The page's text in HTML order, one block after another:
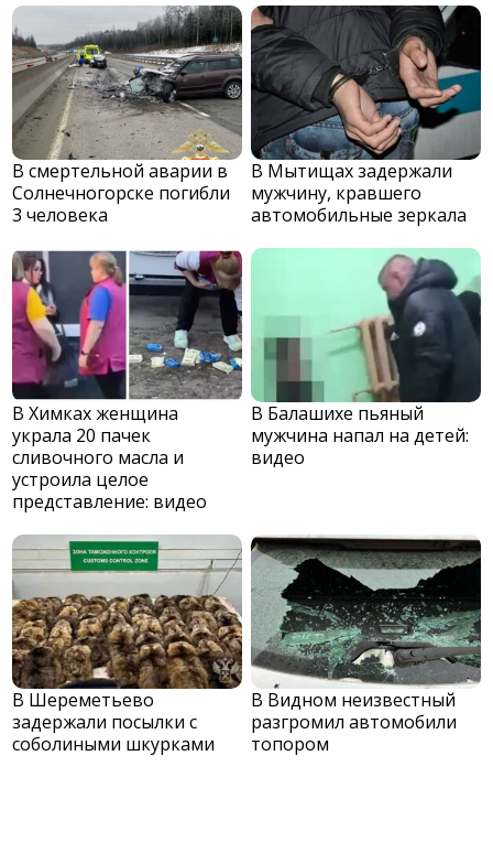
В смертельной аварии в
Солнечногорске погибли
3 человека
В Мытищах задержали
мужчину, кравшего
автомобильные зеркала
В Химках женщина
украла 20 пачек
сливочного масла и
устроила целое
представление: видео
В Балашихе пьяный
мужчина напал на детей:
видео
В Шереметьево
задержали посылки с
соболиными шкурками
В Видном неизвестный
разгромил автомобили
топором